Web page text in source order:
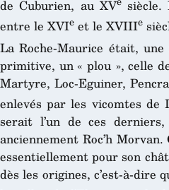
de Cuburien, au XV siècle.
entre le XVIe et le XVIIIe
La Roche-Maurice était,
primitive, un « plou », celle
Martyre, Loc-Eguiner,
enlevés par les vicomtes
serait l’un de ces
anciennement Roc’h
essentiellement pour son
dès les origines, c’est-à-dire